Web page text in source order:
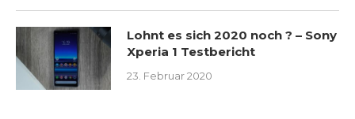
Lohnt es sich 2020 noch ? – Sony
Xperia 1 Testbericht
23. Februar 2020